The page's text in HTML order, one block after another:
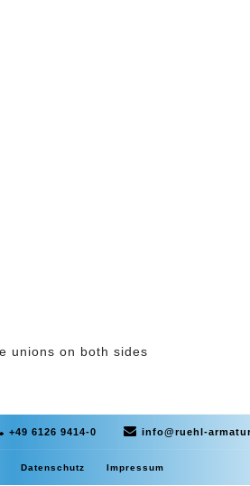
unions on both sides
+49 6126 9414-0 info@ruehl-
Datenschutz Impressum